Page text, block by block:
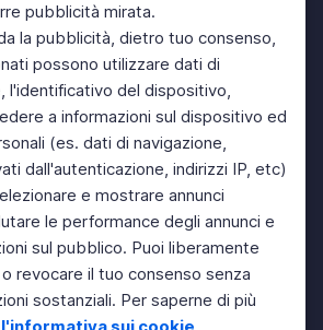
pubblicità mirata.
la pubblicità, dietro tuo consenso,
possono utilizzare dati di
l'identificativo del dispositivo,
a informazioni sul dispositivo ed
(es. dati di navigazione,
dall'autenticazione, indirizzi IP, etc)
e mostrare annunci
le performance degli annunci e
sul pubblico. Puoi liberamente
revocare il tuo consenso senza
sostanziali. Per saperne di più